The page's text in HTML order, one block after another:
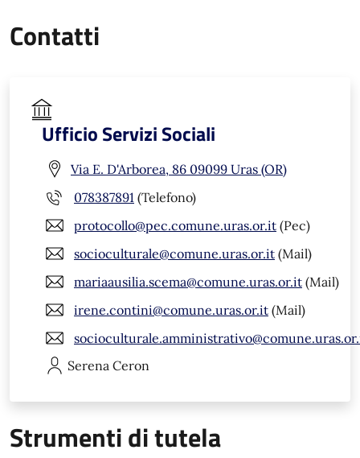
Contatti
Ufficio Servizi Sociali
Via E. D'Arborea, 86 09099 Uras (OR)
078387891 (Telefono)
protocollo@pec.comune.uras.or.it (Pec)
socioculturale@comune.uras.or.it (Mail)
mariaausilia.scema@comune.uras.or.it (Mail)
irene.contini@comune.uras.or.it (Mail)
Serena Ceron
Strumenti di tutela